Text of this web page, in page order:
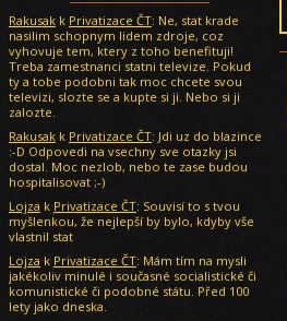
Rakusak k Privatizace ČT: Ne, stat krade
nasilim schopnym lidem zdroje, coz
vyhovuje tem, ktery z toho benefituji!
Treba zamestnanci statni televize. Pokud
ty a tobe podobni tak moc chcete svou
televizi, slozte se a kupte si ji. Nebo si ji
zalozte.
Rakusak k Privatizace ČT: Jdi uz do blazince
:-D Odpovedi na vsechny sve otazky jsi
dostal. Moc nezlob, nebo te zase budou
hospitalisovat ;-)
Lojza k Privatizace ČT: Souvisí to s tvou
myšlenkou, že nejlepší by bylo, kdyby vše
vlastnil stat
Lojza k Privatizace ČT: Mám tím na mysli
jakékoliv minulé i současné socialistické či
komunistické či podobné státu. Před 100
lety jako dneska.